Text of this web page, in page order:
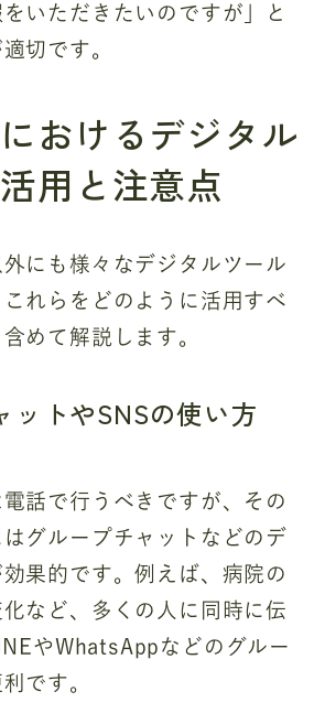
いただきたいのですが」と
切です。
おけるデジタル
用と注意点
にも様々なデジタルツール
れらをどのように活用すべ
めて解説します。
ットやSNSの使い方
話で行うべきですが、その
グループチャットなどのデ
果的です。例えば、病院の
など、多くの人に同時に伝
やWhatsAppなどのグルー
です。